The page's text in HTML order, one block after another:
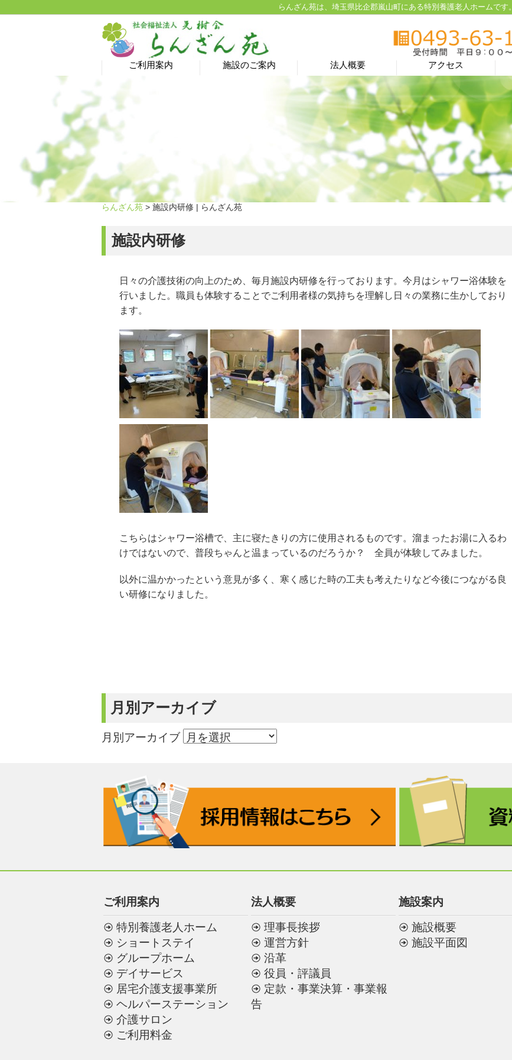
らんざん苑は、埼玉県比企郡嵐山町にある特別養護老人ホームです。
ご利用案内 施設のご案内 法人概要 アクセス
らんざん苑 > 施設内研修 | らんざん苑
施設内研修
日々の介護技術の向上のため、毎月施設内研修を行っております。今月はシャワー浴体験を
行いました。職員も体験することでご利用者様の気持ちを理解し日々の業務に生かしており
ます。
こちらはシャワー浴槽で、主に寝たきりの方に使用されるものです。溜まったお湯に入るわ
けではないので、普段ちゃんと温まっているのだろうか？ 全員が体験してみました。
以外に温かかったという意見が多く、寒く感じた時の工夫も考えたりなど今後につながる良
い研修になりました。
月別アーカイブ
月別アーカイブ
ご利用案内
特別養護老人ホーム
ショートステイ
グループホーム
デイサービス
居宅介護支援事業所
ヘルパーステーション
介護サロン
ご利用料金
法人概要
理事長挨拶
運営方針
沿革
役員・評議員
定款・事業決算・事業報
告
施設案内
施設概要
施設平面図